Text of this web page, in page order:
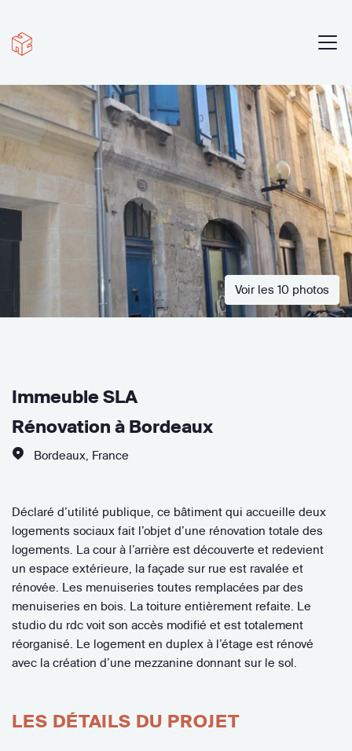
Voir les 10 photos
Immeuble SLA
Rénovation à Bordeaux
Bordeaux France
Déclaré d’utilité publique, ce bâtiment qui accueille deux
logements sociaux fait l’objet d’une rénovation totale des
logements. La cour à l’arrière est découverte et redevient
un espace extérieure, la façade sur rue est ravalée et
rénovée. Les menuiseries toutes remplacées par des
menuiseries en bois. La toiture entièrement refaite. Le
studio du rdc voit son accès modifié et est totalement
réorganisé. Le logement en duplex à l’étage est rénové
avec la création d’une mezzanine donnant sur le sol.
LES DÉTAILS DU PROJET